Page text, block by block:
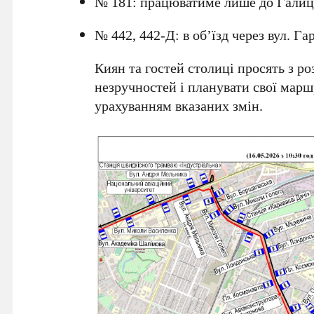
№ 442, 442-Д: в об’їзд черезвул.
Киян та гостей столиці просять з
незручностей і планувати свої
урахуванням вказаних змін.